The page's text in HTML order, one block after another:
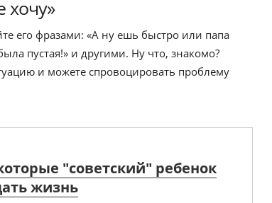
хочу»
его фразами: «А ну ешь быстро или папа
пустая!» и другими. Ну что, знакомо?
и можете спровоцировать проблему
"советский" ребенок
жизнь